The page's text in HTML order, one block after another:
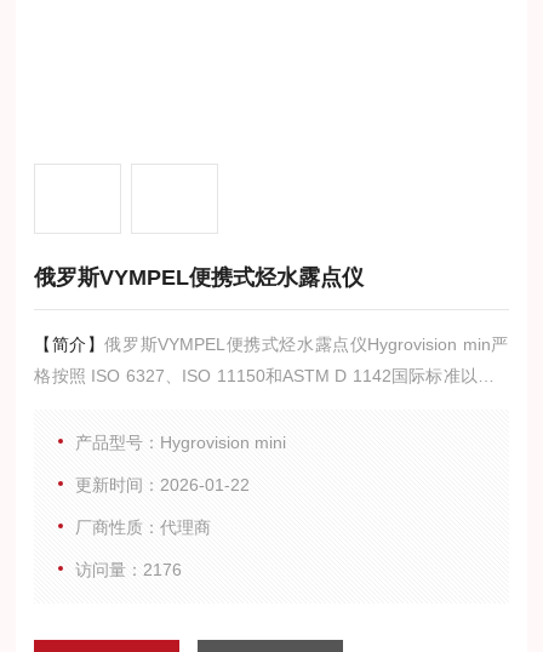
俄罗斯VYMPEL便携式烃水露点仪
【简介】俄罗斯VYMPEL便携式烃水露点仪Hygrovision min严
格按照 ISO 6327、ISO 11150和ASTM D 1142国际标准以及G
然气、氢气及其他混合气工作压力下的水露点、烃露点测量。
产品型号：Hygrovision mini
更新时间：2026-01-22
厂商性质：代理商
访问量：2176